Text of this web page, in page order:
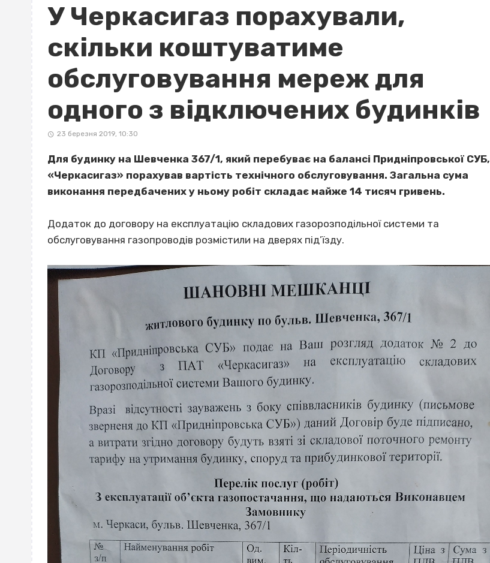
У Черкасигаз порахували,
скільки коштуватиме
обслуговування мереж для
одного з відключених будинків
23 березня 2019, 10:30
Для будинку на Шевченка 367/1, який перебуває на балансі Придніпровської СУБ,
«Черкасигаз» порахував вартість технічного обслуговування. Загальна сума
виконання передбачених у ньому робіт складає майже 14 тисяч гривень.
Додаток до договору на експлуатацію складових газорозподільної системи та
обслуговування газопроводів розмістили на дверях під’їзду.